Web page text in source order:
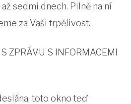
sedmi dnech. Pilně na ní
za Vaši trpělivost.
ZPRÁVU S INFORMACEMI
toto okno teď